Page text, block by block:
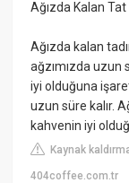
Ağızda Kalan
Ağızda kalan
ağzımızda uzun
iyi olduğuna
uzun süre kalır.
kahvenin iyi
Kaynak
404coffee.com.tr